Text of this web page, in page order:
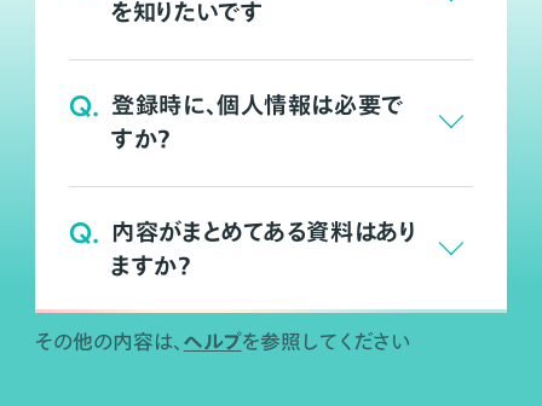
を知りたいです
Q. 登録時に、個人情報は必要で
すか？
Q. 内容がまとめてある資料はあり
ますか？
その他の内容は、 ヘルプを参照してください